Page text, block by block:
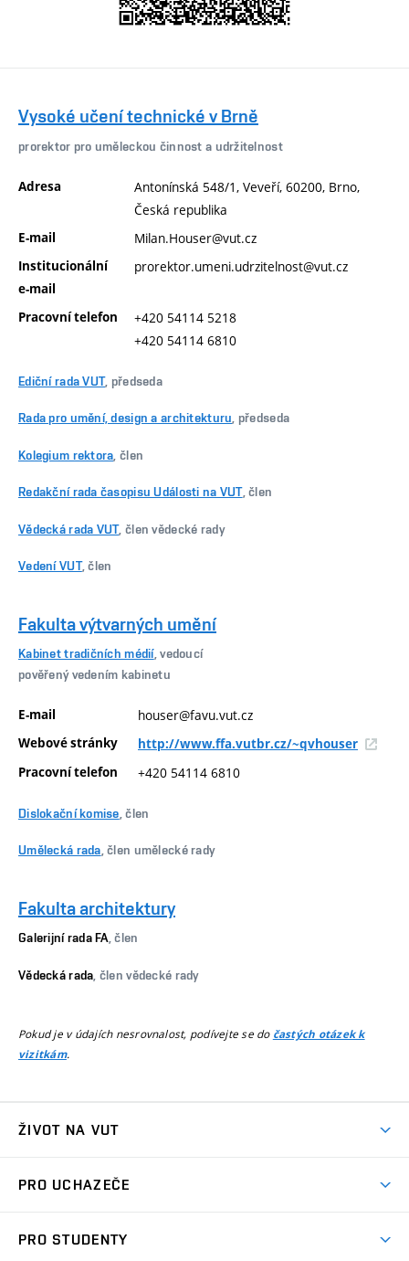
Vysoké učení technické v Brně
prorektor pro uměleckou činnost a udržitelnost
Adresa
Antonínská 548/1, Veveří, 60200, Brno,
Česká republika
E-mail Milan.Houser@vut.cz
Institucionální
e-mail
prorektor.umeni.udrzitelnost@vut.cz
Pracovní telefon
+420 54114 5218
+420 54114 6810
Ediční rada VUT, předseda
Rada pro umění, design a architekturu , předseda
Kolegium rektora , člen
Redakční rada časopisu Události na VUT, člen
Vědecká rada VUT, člen vědecké rady
Vedení VUT, člen
Fakulta výtvarných umění
Kabinet tradičních médií, vedoucí
pověřený vedením kabinetu
E-mail houser@favu.vut.cz
Webové stránky
http://www.ffa.vutbr.cz/~qvhouser
Pracovní telefon
+420 54114 6810
Dislokační komise , člen
Umělecká rada, člen umělecké rady
Fakulta architektury
Galerijní rada FA, člen
Vědecká rada , člen vědecké rady
Pokud je v údajích nesrovnalost, podívejte se do častých otázek k
vizitkám.
ŽIVOT NA VUT
Koleje
PRO UCHAZEČE
PRO STUDENTY